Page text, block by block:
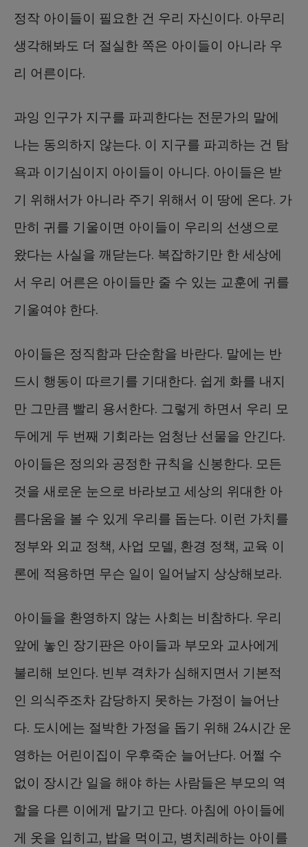
정작 아이들이 필요한 건 우리 자신이다. 아무리
생각해봐도 더 절실한 쪽은 아이들이 아니라 우
리 어른이다.
과잉 인구가 지구를 파괴한다는 전문가의 말에
나는 동의하지 않는다. 이 지구를 파괴하는 건 탐
욕과 이기심이지 아이들이 아니다. 아이들은 받
기 위해서가 아니라 주기 위해서 이 땅에 온다. 가
만히 귀를 기울이면 아이들이 우리의 선생으로
왔다는 사실을 깨닫는다. 복잡하기만 한 세상에
서 우리 어른은 아이들만 줄 수 있는 교훈에 귀를
기울여야 한다.
아이들은 정직함과 단순함을 바란다. 말에는 반
드시 행동이 따르기를 기대한다. 쉽게 화를 내지
만 그만큼 빨리 용서한다. 그렇게 하면서 우리 모
두에게 두 번째 기회라는 엄청난 선물을 안긴다.
아이들은 정의와 공정한 규칙을 신봉한다. 모든
것을 새로운 눈으로 바라보고 세상의 위대한 아
름다움을 볼 수 있게 우리를 돕는다. 이런 가치를
정부와 외교 정책, 사업 모델, 환경 정책, 교육 이
론에 적용하면 무슨 일이 일어날지 상상해보라.
아이들을 환영하지 않는 사회는 비참하다. 우리
앞에 놓인 장기판은 아이들과 부모와 교사에게
불리해 보인다. 빈부 격차가 심해지면서 기본적
인 의식주조차 감당하지 못하는 가정이 늘어난
다. 도시에는 절박한 가정을 돕기 위해 24시간 운
영하는 어린이집이 우후죽순 늘어난다. 어쩔 수
없이 장시간 일을 해야 하는 사람들은 부모의 역
할을 다른 이에게 맡기고 만다. 아침에 아이들에
게 옷을 입히고, 밥을 먹이고, 병치레하는 아이를